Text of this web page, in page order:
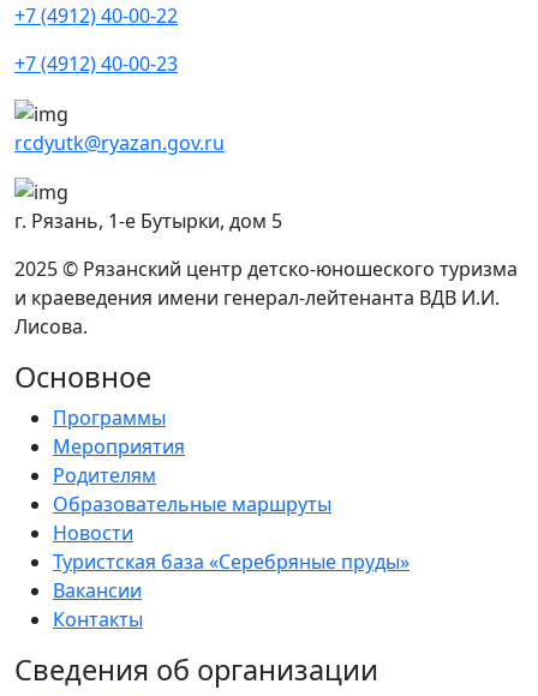
+7 (4912) 40-00-22
+7 (4912) 40-00-23
rcdyutk@ryazan.gov.ru
г. Рязань, 1-e Бутырки, дом 5
2025 © Рязанский центр детско-юношеского туризма
и краеведения имени генерал-лейтенанта ВДВ И.И.
Лисова.
Основное
Программы
Мероприятия
Родителям
Образовательные маршруты
Новости
Туристская база «Серебряные пруды»
Вакансии
Контакты
Сведения об организации